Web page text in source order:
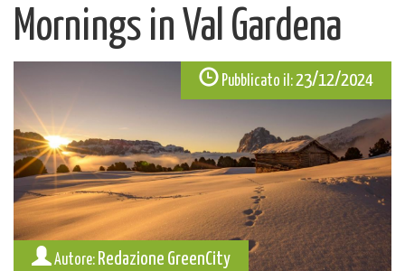
Mornings in Val Gardena
Pubblicato il:23/12/2024
Autore: Redazione GreenCity